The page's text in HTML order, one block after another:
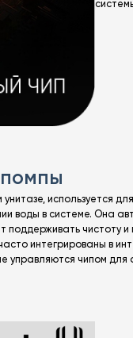
используется
воды в системе. Она
чистоту и
интегрированы в
управляются чипом для